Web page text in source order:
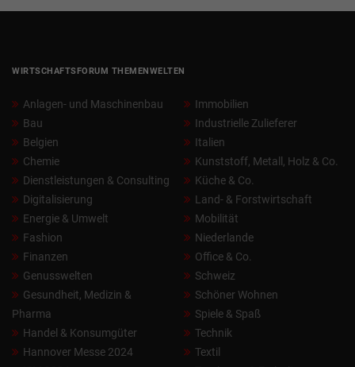
WIRTSCHAFTSFORUM THEMENWELTEN
Anlagen- und Maschinenbau
Bau
Belgien
Chemie
Dienstleistungen & Consulting
Digitalisierung
Energie & Umwelt
Fashion
Finanzen
Genusswelten
Gesundheit, Medizin &
Pharma
Handel & Konsumgüter
Hannover Messe 2024
Immobilien
Industrielle Zulieferer
Italien
Kunststoff, Metall, Holz & Co.
Küche & Co.
Land- & Forstwirtschaft
Mobilität
Niederlande
Office & Co.
Schweiz
Schöner Wohnen
Spiele & Spaß
Technik
Textil